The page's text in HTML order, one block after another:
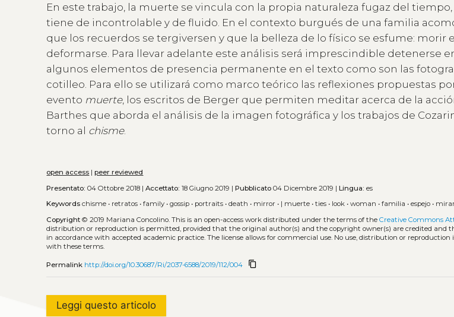
En este trabajo, la muerte se vincula con la propia naturaleza fugaz del
tiene de incontrolable y de fluido. En el contexto burgués de una familia
que los recuerdos se tergiversen y que la belleza de lo físico se esfume: morir
deformarse. Para llevar adelante este análisis será imprescindible detenerse
algunos elementos de presencia permanente en el texto como son las
cotilleo. Para ello se utilizará como marco teórico las reflexiones propuestas
evento muerte, los escritos de Berger que permiten meditar acerca de la
Barthes que aborda el análisis de la imagen fotográfica y los trabajos de
torno al chisme.
open access |peer reviewed
Presentato: 04 Ottobre 2018 |Accettato: 18 Giugno 2019 |Pubblicato 04 Dicembre 2019 |Lingua: es
Keywords chisme • retratos •family •gossip • portraits •death • mirror • | muerte •ties • look •woman •familia •espejo •
Copyright © 2019 Mariana Concolino.This is an open-access work distributed under the terms of theCreative Commons
distribution or reproduction is permitted, provided that the original author(s) and the copyright owner(s) are credited and
in accordance with accepted academic practice. The license allows for commercial use. No use, distribution or
with these terms.
Permalink http://doi.org/10.30687/Ri/2037-6588/2019/112/004 content_copy
Leggi questo articolo